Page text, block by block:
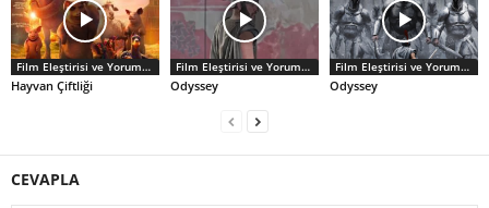
Film Eleştirisi ve Yorumlar
Hayvan Çiftliği
Film Eleştirisi ve Yorumlar
Odyssey
Film Eleştirisi ve Yorumlar
Odyssey
CEVAPLA